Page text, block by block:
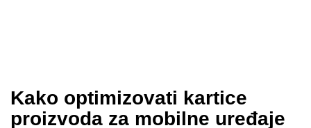
Kako optimizovati kartice
proizvoda za mobilne uređaje